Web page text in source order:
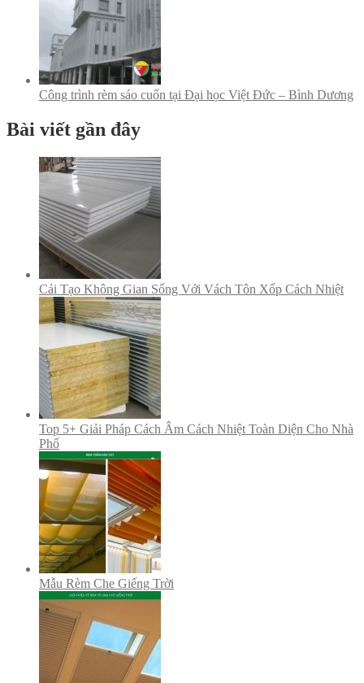
Công trình rèm sáo cuốn tại Đại học Việt Đức – Bình Dương
Bài viết gần đây
Cải Tạo Không Gian Sống Với Vách Tôn Xốp Cách Nhiệt
Top 5+ Giải Pháp Cách Âm Cách Nhiệt Toàn Diện Cho Nhà
Phố
Mẫu Rèm Che Giếng Trời